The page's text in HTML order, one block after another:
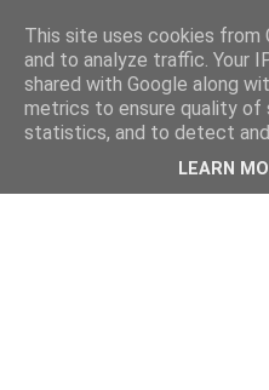
This site uses cookies
and to analyze traffic. Your
shared with Google along
metrics to ensure quality of
statistics, and to detect and
LEARN